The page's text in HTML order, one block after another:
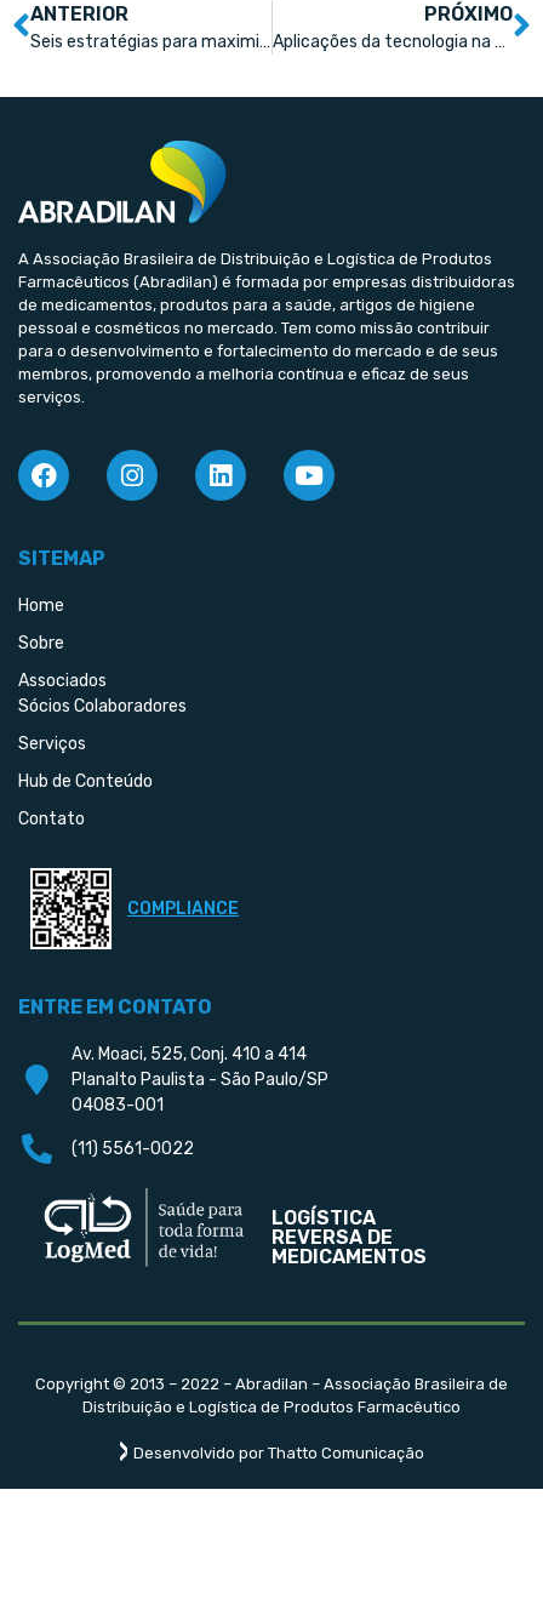
ANTERIOR
Seis estratégias para maximizar a gestão da sua farmácia
PRÓXIMO
Aplicações da tecnologia na farmácia
A Associação Brasileira de Distribuição e Logística de Produtos
Farmacêuticos (Abradilan) é formada por empresas distribuidoras
de medicamentos, produtos para a saúde, artigos de higiene
pessoal e cosméticos no mercado. Tem como missão contribuir
para o desenvolvimento e fortalecimento do mercado e de seus
membros, promovendo a melhoria contínua e eficaz de seus
serviços.
SITEMAP
Home
Sobre
Associados
Sócios Colaboradores
Serviços
Hub de Conteúdo
Contato
COMPLIANCE
ENTRE EM CONTATO
Av. Moaci, 525, Conj. 410 a 414
Planalto Paulista - São Paulo/SP
04083-001
(11) 5561-0022
LOGÍSTICA
REVERSA DE
MEDICAMENTOS
Copyright © 2013 – 2022 – Abradilan – Associação Brasileira de
Distribuição e Logística de Produtos Farmacêutico
Desenvolvido por Thatto Comunicação